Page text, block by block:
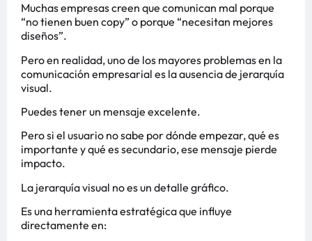
Muchas empresas creen que comunican mal porque
“no tienen buen copy” o porque “necesitan mejores
diseños”.
Pero en realidad, uno de los mayores problemas en la
comunicación empresarial es la ausencia de jerarquía
visual.
Puedes tener un mensaje excelente.
Pero si el usuario no sabe por dónde empezar, qué es
importante y qué es secundario, ese mensaje pierde
impacto.
La jerarquía visual no es un detalle gráfico.
Es una herramienta estratégica que influye
directamente en: